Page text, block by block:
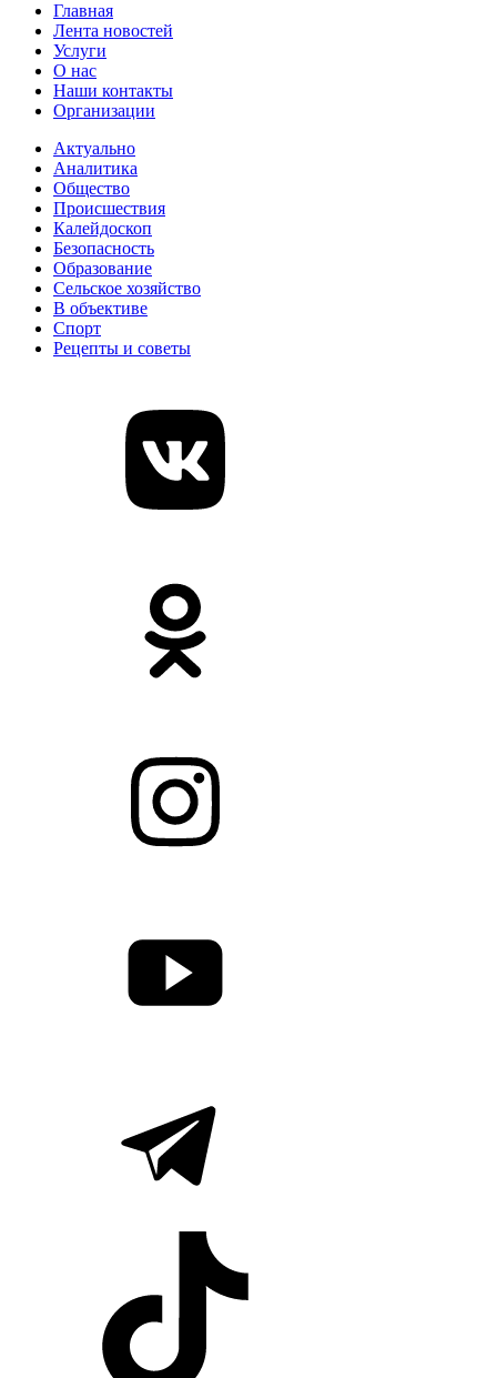
Главная
Лента новостей
Услуги
О нас
Наши контакты
Организации
Актуально
Аналитика
Общество
Происшествия
Калейдоскоп
Безопасность
Образование
Сельское хозяйство
В объективе
Спорт
Рецепты и советы